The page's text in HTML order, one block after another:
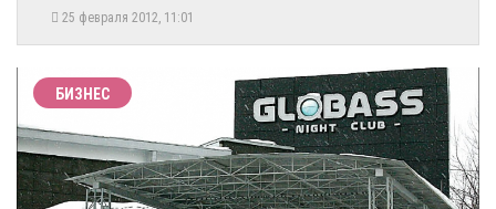
25 февраля 2012, 11:01
БИЗНЕС